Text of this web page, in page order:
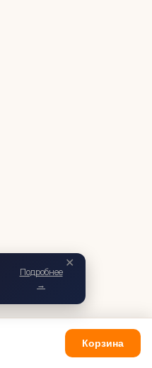
✕
Подробнее
→
Корзина